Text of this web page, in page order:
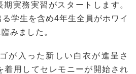
実務実習がスタートします。
学生を含め4年生全員がホワイ
みました。
が入った新しい白衣が進呈さ
着用してセレモニーが開始され